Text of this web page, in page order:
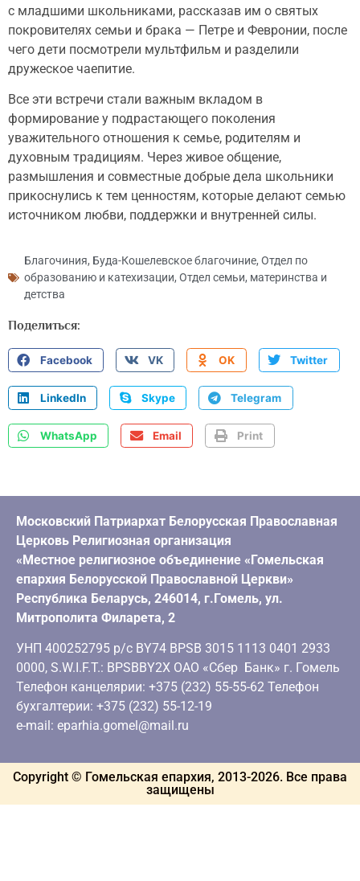
с младшими школьниками, рассказав им о святых
покровителях семьи и брака — Петре и Февронии, после
чего дети посмотрели мультфильм и разделили
дружеское чаепитие.
Все эти встречи стали важным вкладом в
формирование у подрастающего поколения
уважительного отношения к семье, родителям и
духовным традициям. Через живое общение,
размышления и совместные добрые дела школьники
прикоснулись к тем ценностям, которые делают семью
источником любви, поддержки и внутренней силы.
Благочиния, Буда-Кошелевское благочиние, Отдел по
образованию и катехизации, Отдел семьи, материнства и
детства
Поделиться:
Facebook VK OK Twitter
LinkedIn Skype Telegram
WhatsApp Email Print
Московский Патриархат Белорусская Православная
Церковь Религиозная организация
«Местное религиозное объединение «Гомельская
епархия Белорусской Православной Церкви»
Республика Беларусь, 246014, г.Гомель, ул.
Митрополита Филарета, 2
УНП 400252795 р/с BY74 BPSB 3015 1113 0401 2933
0000, S.W.I.F.T.: BPSBBY2X ОАО «Сбер Банк» г. Гомель
Телефон канцелярии: +375 (232) 55-55-62 Телефон
бухгалтерии: +375 (232) 55-12-19
e-mail: eparhia.gomel@mail.ru
Copyright © Гомельская епархия, 2013-2026. Все права
защищены